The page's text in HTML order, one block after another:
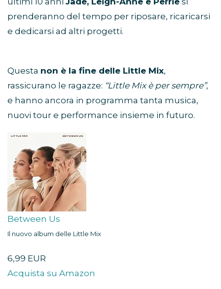
prenderanno del tempo per riposare, ricaricarsi
e dedicarsi ad altri progetti.
Questa non è la fine delle Little Mix,
rassicurano le ragazze: “Little Mix è per sempre”,
e hanno ancora in programma tanta musica,
nuovi tour e performance insieme in futuro.
Between Us
Il nuovo album delle Little Mix
6,99 EUR
Acquista su Amazon